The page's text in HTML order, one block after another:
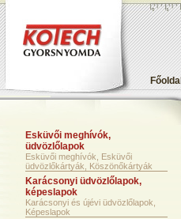
Főoldal
Esküvői meghívók,
üdvözlőlapok
Esküvői meghívók, Esküvői
üdvözlőkártyák, Köszönőkártyák
Karácsonyi üdvözlőlapok,
képeslapok
Karácsonyi és újévi üdvözlőlapok,
Képeslapok